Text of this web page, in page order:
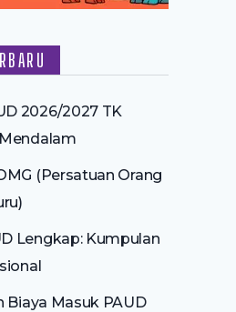
2026/2027 TK
(Persatuan Orang
Lengkap: Kumpulan
Biaya Masuk PAUD